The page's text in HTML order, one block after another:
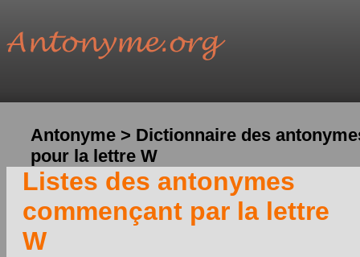
Antonyme > Dictionnaire des
pour la lettre W
Listes des antonymes
commençant par la lettre
W